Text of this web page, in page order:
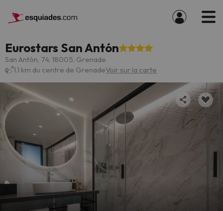
Eurostars San Antón
San Antón, 74, 18005, Grenade
1.1 km du centre de GrenadeVoir sur la carte